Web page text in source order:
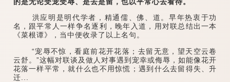
洪应明是明代学者，精通儒、佛、道。早年热衷于功
名，跟平常人一样争名逐利，晚年入道，用对联总结出一本
《菜根谭》，当中便收录了以上名句。
“宠辱不惊，看庭前花开花落；去留无意，望天空云卷
云舒。”这幅对联谈及做人对事遇到宠幸或侮辱，如能像花开
花落一样平常，就什么也不用惊慌；遇到什么去留得失、升
迁...